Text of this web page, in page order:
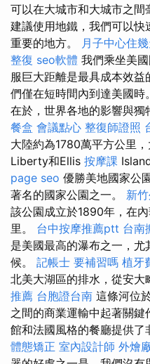
可以在大城市和大城市之間
建議使用地鐵，我們可以
重要的地方。 月子中心住
整復 seo軟體 我們乘坐美
服巨大距離是最具成本效
們僅在短時間內到達美國時
在於，世界各地的影響與獨
餐盒 會議點心 整復師證照
大陸約為1780萬平方公里
Liberty和Ellis 按摩課
page seo 優勝美地國家公
著名的國家公園之一。 新
該公園成立於1890年，在
里。 台中按摩推薦ptt 台南
是美國最高的瀑布之一，
候。 記帳士 要補習嗎 植牙
北美大湖區的排水，從安大
推薦 台胞證台南 這條河位
之間的商業運輸中起著關
館和法國風格的餐廳提供了
體態矯正 室內設計師 外燴